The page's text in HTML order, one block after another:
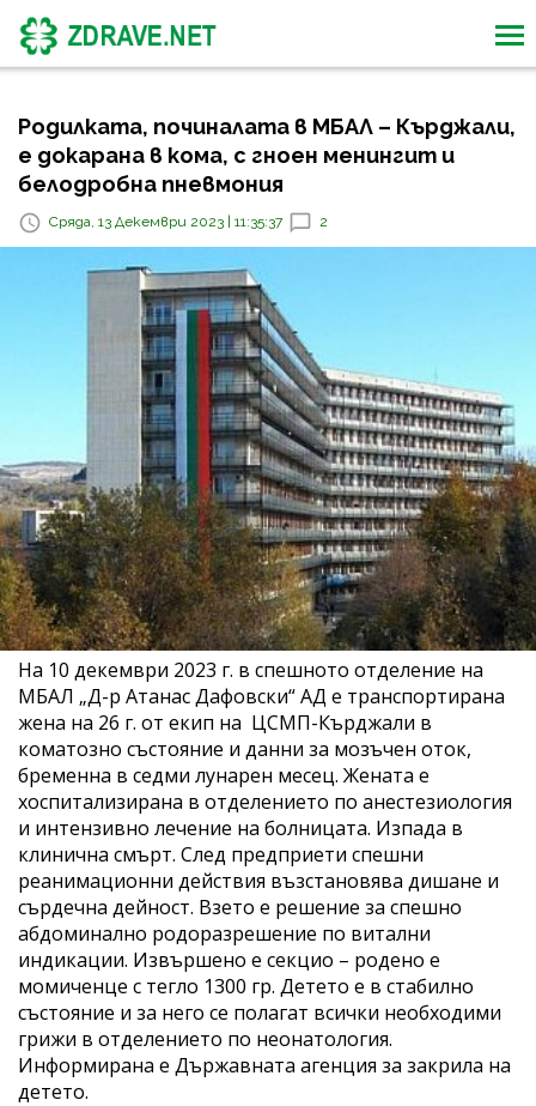
Родилката, починалата в МБАЛ – Кърджали,
е докарана в кома, с гноен менингит и
белодробна пневмония
Сряда, 13 Декември 2023 | 11:35:37 2
На 10 декември 2023 г. в спешното отделение на
МБАЛ „Д-р Атанас Дафовски“ АД е транспортирана
жена на 26 г. от екип на ЦСМП-Кърджали в
коматозно състояние и данни за мозъчен оток,
бременна в седми лунарен месец. Жената е
хоспитализирана в отделението по анестезиология
и интензивно лечение на болницата. Изпада в
клинична смърт. След предприети спешни
реанимационни действия възстановява дишане и
сърдечна дейност. Взето е решение за спешно
абдоминално родоразрешение по витални
индикации. Извършено е секцио – родено е
момиченце с тегло 1300 гр. Детето е в стабилно
състояние и за него се полагат всички необходими
грижи в отделението по неонатология.
Информирана е Държавната агенция за закрила на
детето.